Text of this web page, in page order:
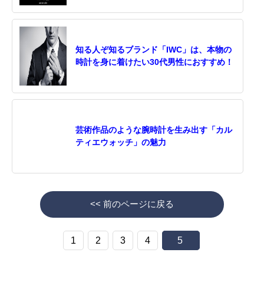
知る人ぞ知るブランド「IWC」は、本物の
時計を身に着けたい30代男性におすすめ！
芸術作品のような腕時計を生み出す「カル
ティエウォッチ」の魅力
<< 前のページに戻る
1 2 3 4 5